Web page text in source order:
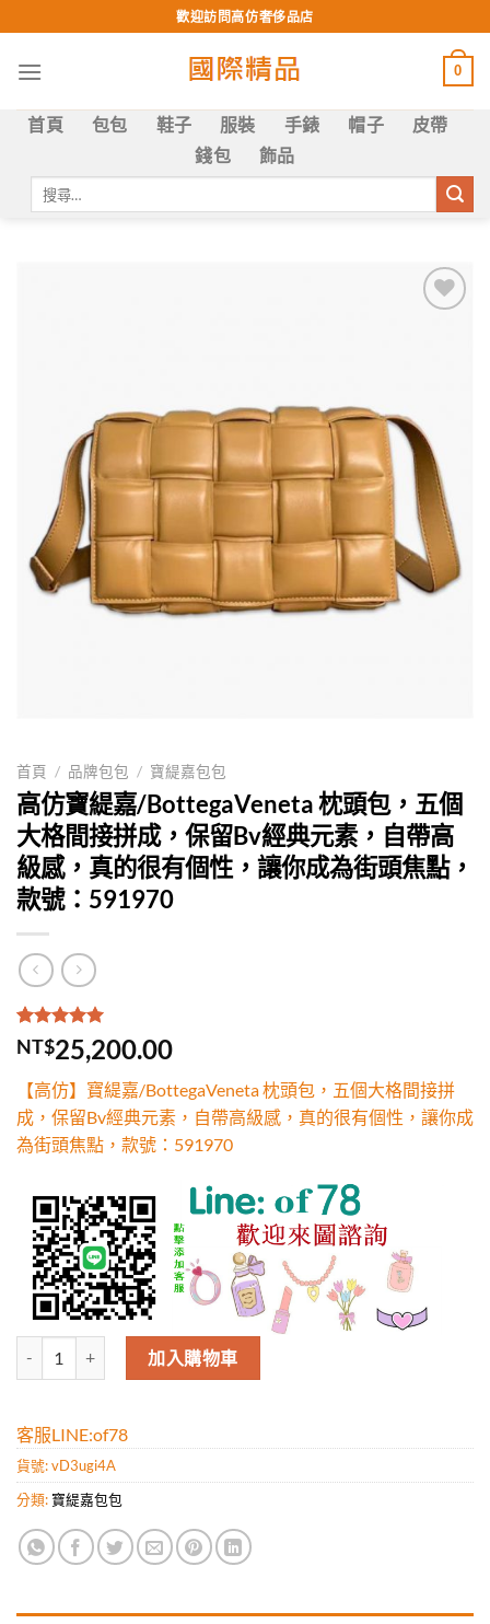
to
content
歡迎訪問高仿奢侈品店
0
首頁 包包 鞋子 服裝 手錶 帽子
皮帶
錢包
飾品
首頁 / 品牌包包 / 寶緹嘉包包
高仿寶緹嘉/BottegaVeneta 枕頭包，五個
大格間接拼成，保留Bv經典元素，自帶高
級感，真的很有個性，讓你成為街頭焦點，
款號：591970
評分5.00 /
5，已有
2
位
分
NT$25,200.00
【高仿】寶緹嘉/BottegaVeneta 枕頭包，五個大格間接拼
成，保留Bv經典元素，自帶高級感，真的很有個性，讓你成
為街頭焦點，款號：591970
高仿寶緹嘉/BottegaVeneta 枕頭包，五個大格間接拼成，保留Bv經
加入購物車
客服LINE:of78
貨號:vD3ugi4A
分類: 寶緹嘉包包